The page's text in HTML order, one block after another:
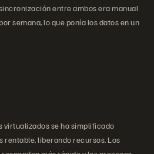
entre ambos era manual
semana, lo que ponía los datos en un
virtualizados se ha simplificado
rentable, liberando recursos. Los